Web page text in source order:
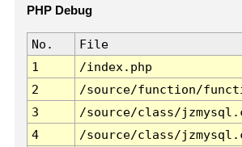
PHP Debug
No. File
1
/index.php
2
/source/function/
3
/source/class/
4
/source/class/